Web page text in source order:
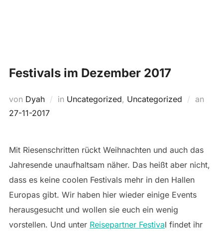
Festivals im Dezember 2017
von Dyah in Uncategorized, Uncategorized an
27-11-2017
Mit Riesenschritten rückt Weihnachten und auch das
Jahresende unaufhaltsam näher. Das heißt aber nicht,
dass es keine coolen Festivals mehr in den Hallen
Europas gibt. Wir haben hier wieder einige Events
herausgesucht und wollen sie euch ein wenig
vorstellen. Und unter Reisepartner Festival findet ihr